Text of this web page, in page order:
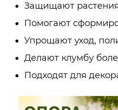
Защищают
Помогают
Упрощают уход,
Делают клумбу
Подходят для